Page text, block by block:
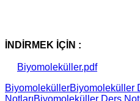
İNDİRMEK İÇİN :
Biyomoleküller.pdf
BiyomoleküllerBiyomoleküller
NotlarıBiyomoleküller Ders